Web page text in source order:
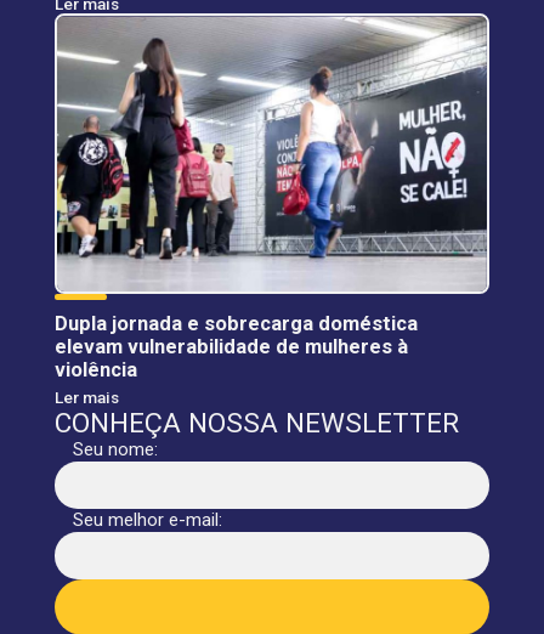
Ler mais
Dupla jornada e sobrecarga doméstica
elevam vulnerabilidade de mulheres à
violência
Ler mais
CONHEÇA NOSSA NEWSLETTER
Seu nome:
Seu melhor e-mail: